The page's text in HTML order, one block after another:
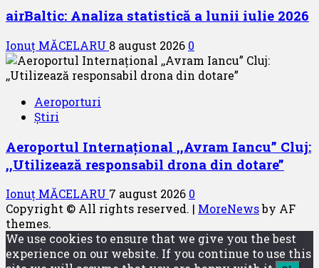
airBaltic: Analiza statistică a lunii iulie 2026
Ionuț MĂCELARU 8 august 2026 0
Aeroporturi
Știri
Aeroportul Internațional ,,Avram Iancu” Cluj:
,,Utilizează responsabil drona din dotare”
Ionuț MĂCELARU 7 august 2026 0
Copyright © All rights reserved. | MoreNewsby AF
themes.
We use cookies to ensure that we give you the best
experience on our website. If you continue to use this